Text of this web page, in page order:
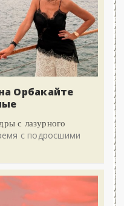
Орбакайте
с лазурного
с подросшими